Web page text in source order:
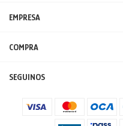
EMPRESA
COMPRA
SEGUINOS